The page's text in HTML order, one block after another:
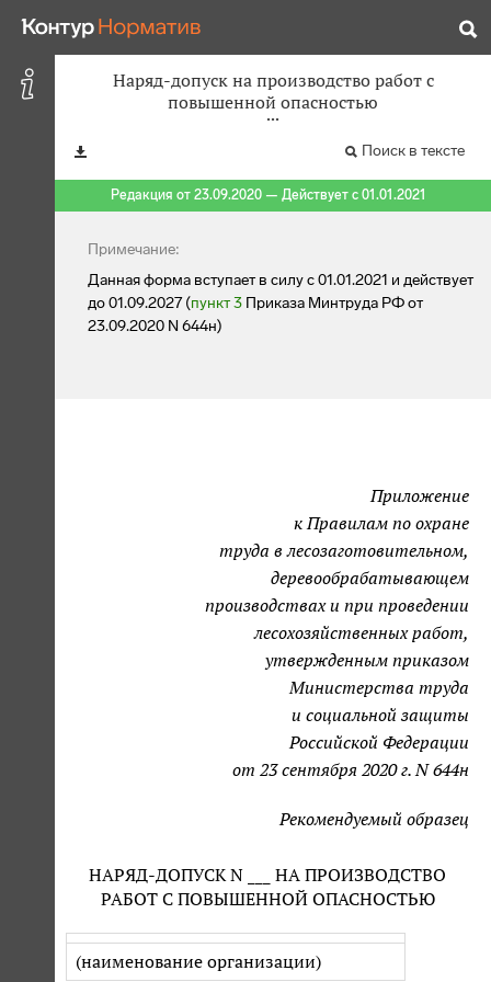
Наряд-допуск на производство работ с
повышенной опасностью
Поиск в тексте
Редакция от 23.09.2020 — Действует с 01.01.2021
Примечание:
Данная форма вступает в силу с 01.01.2021 и действует
до 01.09.2027 (пункт 3 Приказа Минтруда РФ от
23.09.2020 N 644н)
Приложение
к Правилам по охране
труда в лесозаготовительном,
деревообрабатывающем
производствах и при проведении
лесохозяйственных работ,
утвержденным приказом
Министерства труда
и социальной защиты
Российской Федерации
от 23 сентября 2020 г. N 644н
Рекомендуемый образец
НАРЯД-ДОПУСК N ___ НА ПРОИЗВОДСТВО
РАБОТ С ПОВЫШЕННОЙ ОПАСНОСТЬЮ
(наименование организации)